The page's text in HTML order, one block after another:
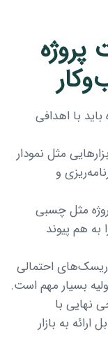
پروژه
باید با اهدافی
مثل نمودار
و
مثل چسبی
هم پیوند
احتمالی
بسیار مهم است.
نهایی با
ارائه به بازار